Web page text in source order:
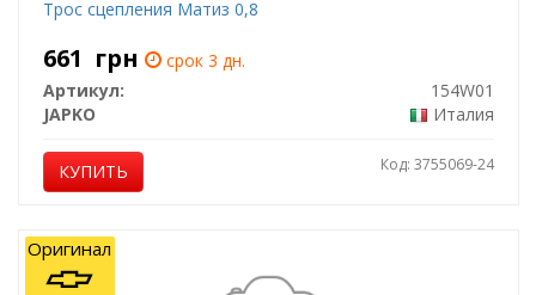
Трос сцепления Матиз 0,8
661 грн
срок 3 дн.
Артикул:
154W01
JAPKO
Италия
КУПИТЬ Код: 3755069-24
Оригинал